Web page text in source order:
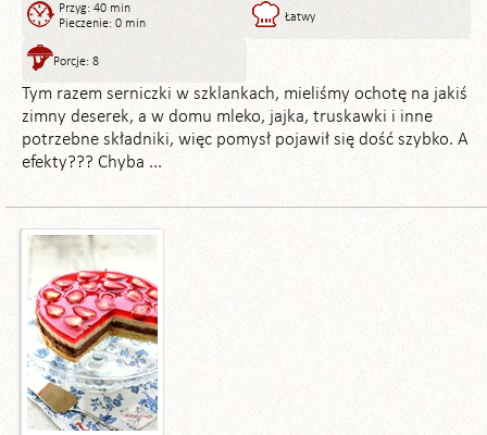
Przyg: 40 min
Pieczenie: 0 min
Łatwy
Porcje: 8
Tym razem serniczki w szklankach, mieliśmy ochotę na jakiś
zimny deserek, a w domu mleko, jajka, truskawki i inne
potrzebne składniki, więc pomysł pojawił się dość szybko. A
efekty??? Chyba ...